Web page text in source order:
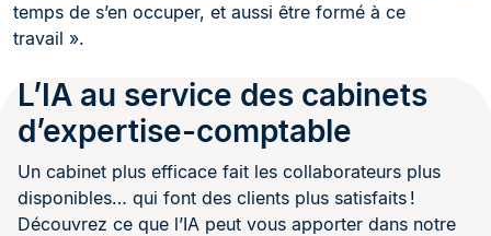
temps de s’en occuper, et aussi être formé à ce
travail ».
L’IA au service des cabinets
d’expertise-comptable
Un cabinet plus efficace fait les collaborateurs plus
disponibles… qui font des clients plus satisfaits !
Découvrez ce que l’IA peut vous apporter dans notre